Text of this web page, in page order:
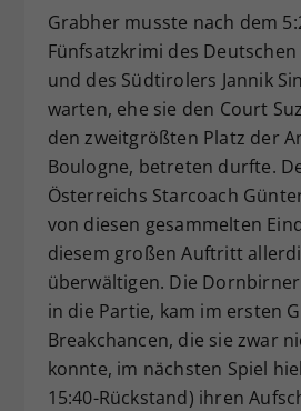
Grabher musste nach dem
Fünfsatzkrimi des
und des Südtirolers Jannik
warten, ehe sie den Court
den zweitgrößten Platz der
Boulogne, betreten durfte.
Österreichs Starcoach
von diesen gesammelten
diesem großen Auftritt
überwältigen. Die
in die Partie, kam im ersten
Breakchancen, die sie zwar
konnte, im nächsten Spiel
15:40-Rückstand) ihren